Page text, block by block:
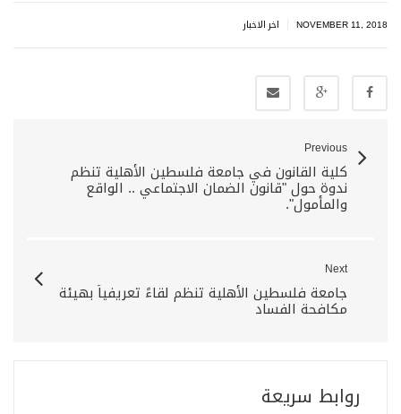
NOVEMBER 11, 2018 اخر الاخبار
Previous
كلية القانون في جامعة فلسطين الأهلية تنظم
ندوة حول "قانون الضمان الاجتماعي .. الواقع
والمأمول".
Next
جامعة فلسطين الأهلية تنظم لقاءً تعريفياً بهيئة
مكافحة الفساد
روابط سريعة